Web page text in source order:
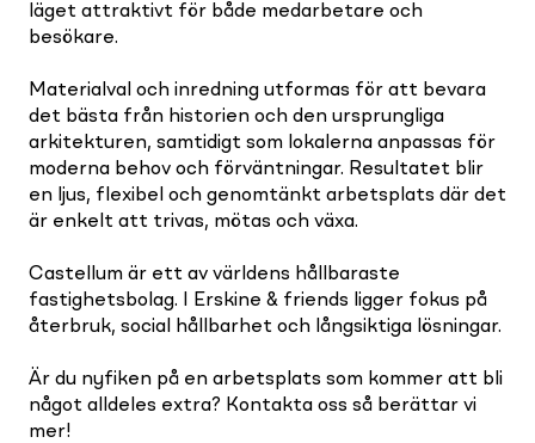
läget attraktivt för både medarbetare och
besökare.
Materialval och inredning utformas för att bevara
det bästa från historien och den ursprungliga
arkitekturen, samtidigt som lokalerna anpassas för
moderna behov och förväntningar. Resultatet blir
en ljus, flexibel och genomtänkt arbetsplats där det
är enkelt att trivas, mötas och växa.
Castellum är ett av världens hållbaraste
fastighetsbolag. I Erskine & friends ligger fokus på
återbruk, social hållbarhet och långsiktiga lösningar.
Är du nyfiken på en arbetsplats som kommer att bli
något alldeles extra? Kontakta oss så berättar vi
mer!